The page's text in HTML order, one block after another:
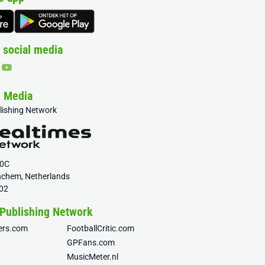
media
Media
Network
Netherlands
Network
FootballCritic.com
GPFans.com
MusicMeter.nl